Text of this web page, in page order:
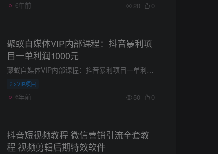
6年前 20 0
聚蚁自媒体VIP内部课程：抖音暴利项
目一单利润1000元
聚蚁自媒体VIP内部课程：抖音暴利项目一单利润1000元 课程列表： 01.月入过万，90%的抖音培训，教的都是这种的方法 02.你想不到的抖音暴利项目，一单利润超过1000元 03.抖音红利最大的风口，做...
VIP项目
6年前 50 0
抖音短视频教程 微信营销引流全套教
程 视频剪辑后期特效软件